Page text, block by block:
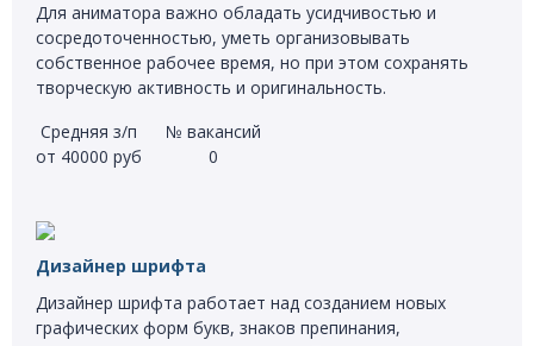
Для аниматора важно обладать усидчивостью и
сосредоточенностью, уметь организовывать
собственное рабочее время, но при этом сохранять
творческую активность и оригинальность.
Средняя з/п
от 40000 руб
№ вакансий
0
Дизайнер шрифта
Дизайнер шрифта работает над созданием новых
графических форм букв, знаков препинания,